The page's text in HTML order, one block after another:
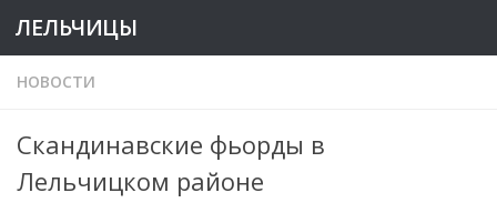
ЛЕЛЬЧИЦЫ
НОВОСТИ
Скандинавские фьорды в
Лельчицком районе